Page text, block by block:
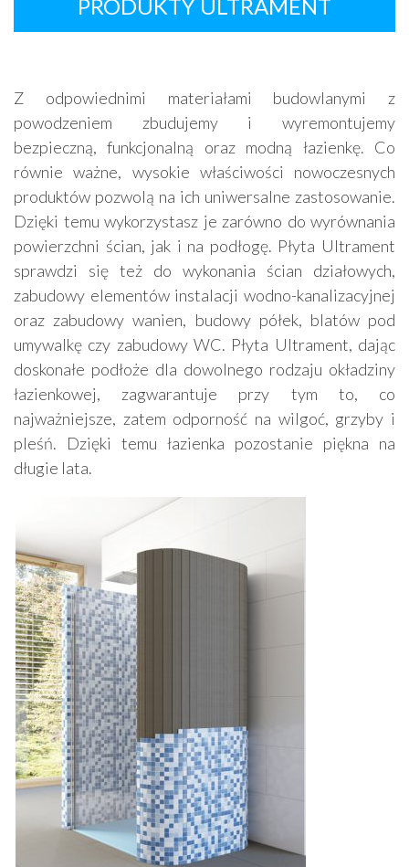
PRODUKTY ULTRAMENT
Z odpowiednimi materiałami budowlanymi z
powodzeniem zbudujemy i wyremontujemy
bezpieczną, funkcjonalną oraz modną łazienkę. Co
równie ważne, wysokie właściwości nowoczesnych
produktów pozwolą na ich uniwersalne zastosowanie.
Dzięki temu wykorzystasz je zarówno do wyrównania
powierzchni ścian, jak i na podłogę. Płyta Ultrament
sprawdzi się też do wykonania ścian działowych,
zabudowy elementów instalacji wodno-kanalizacyjnej
oraz zabudowy wanien, budowy półek, blatów pod
umywalkę czy zabudowy WC. Płyta Ultrament, dając
doskonałe podłoże dla dowolnego rodzaju okładziny
łazienkowej, zagwarantuje przy tym to, co
najważniejsze, zatem odporność na wilgoć, grzyby i
pleśń. Dzięki temu łazienka pozostanie piękna na
długie lata.